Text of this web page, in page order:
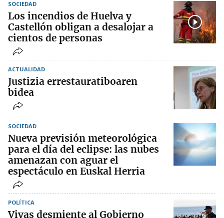
SOCIEDAD
Los incendios de Huelva y
Castellón obligan a desalojar a
cientos de personas
ACTUALIDAD
Justizia errestauratiboaren
bidea
SOCIEDAD
Nueva previsión meteorológica
para el día del eclipse: las nubes
amenazan con aguar el
espectáculo en Euskal Herria
POLÍTICA
Vivas desmiente al Gobierno